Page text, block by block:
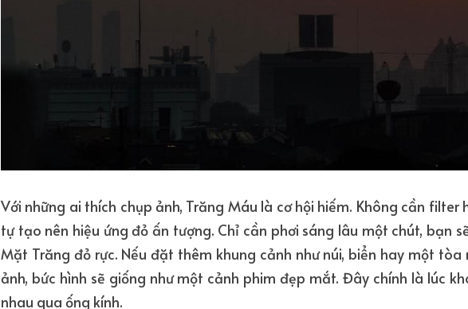
Với những ai thích chụp ảnh, Trăng Máu là cơ hội hiếm. Không cần filter
tự tạo nên hiệu ứng đỏ ấn tượng. Chỉ cần phơi sáng lâu một chút, bạn
Mặt Trăng đỏ rực. Nếu đặt thêm khung cảnh như núi, biển hay một
ảnh, bức hình sẽ giống như một cảnh phim đẹp mắt. Đây chính là lúc
nhau qua ống kính.